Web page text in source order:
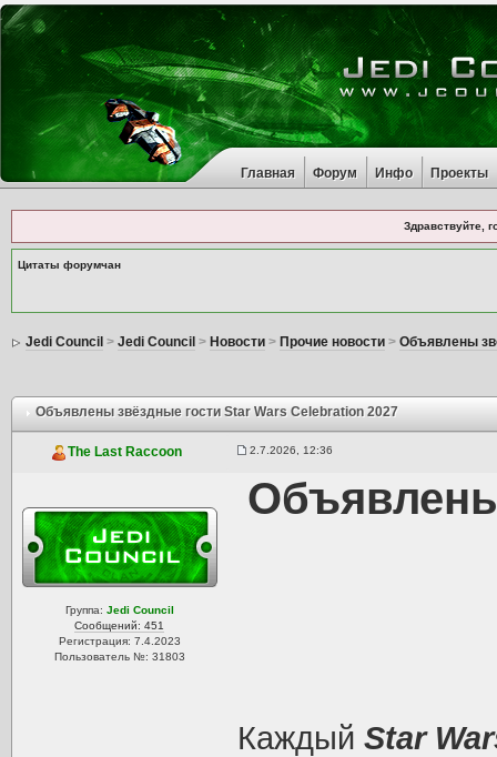
Главная Форум Инфо Проекты
Здравствуйте,
Цитаты форумчан
Jedi Council > Jedi Council > Новости> Прочие новости> Объявлены
Объявлены звёздные гости Star Wars Celebration 2027
The Last Raccoon 2.7.2026, 12:36
Группа: Jedi Council
Сообщений: 451
Регистрация: 7.4.2023
Пользователь №: 31803
Каждый Star